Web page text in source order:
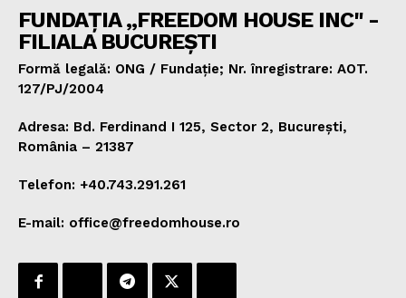
FUNDAȚIA „FREEDOM HOUSE INC" -
FILIALA BUCUREȘTI
Formă legală: ONG / Fundație; Nr. înregistrare: AOT.
127/PJ/2004
Adresa: Bd. Ferdinand I 125, Sector 2, București,
România – 21387
Telefon: +40.743.291.261
E-mail: office@freedomhouse.ro